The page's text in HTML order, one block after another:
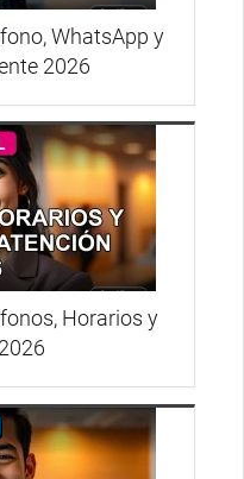
WhatsApp y
2026
Horarios y